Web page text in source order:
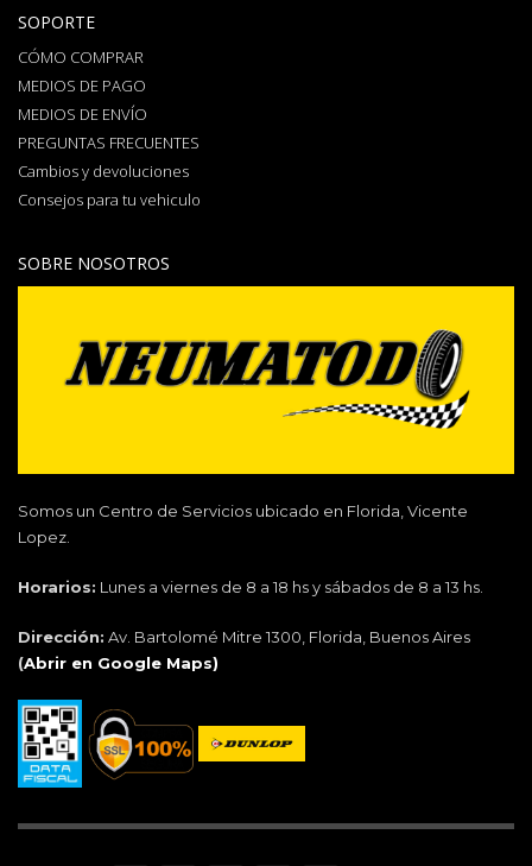
SOPORTE
CÓMO COMPRAR
MEDIOS DE PAGO
MEDIOS DE ENVÍO
PREGUNTAS FRECUENTES
Cambios y devoluciones
Consejos para tu vehiculo
SOBRE NOSOTROS
Somos un Centro de Servicios ubicado en Florida, Vicente
Lopez.
Horarios: Lunes a viernes de 8 a 18 hs y sábados de 8 a 13 hs.
Dirección: Av. Bartolomé Mitre 1300, Florida, Buenos Aires
(Abrir en Google Maps)